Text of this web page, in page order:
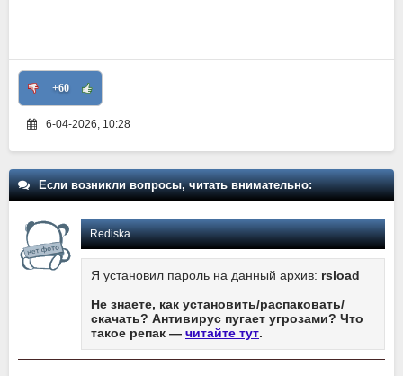
+60
6-04-2026, 10:28
Если возникли вопросы, читать внимательно:
Rediska
Я установил пароль на данный архив: rsload
Не знаете, как установить/распаковать/
скачать? Антивирус пугает угрозами? Что
такое репак — читайте тут.